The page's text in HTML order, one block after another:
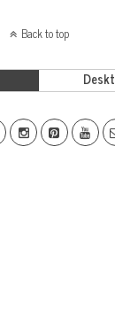
Back to top